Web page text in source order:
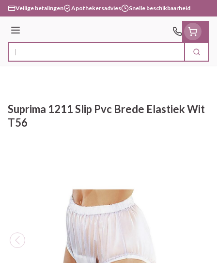
Ga naar de inhoud
Veilige betalingen Apothekersadvies Snelle beschikbaarheid
Menu
Product, merk, categorie... Zoek
Suprima 1211 Slip Pvc Brede Elastiek Wit
T56